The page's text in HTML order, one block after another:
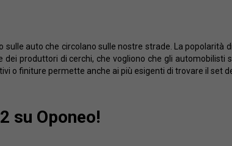
sulle auto che circolano sulle nostre strade. La popolarità
produttori di cerchi, che vogliono che gli automobilisti
o finiture permette anche ai più esigenti di trovare il set
su Oponeo!